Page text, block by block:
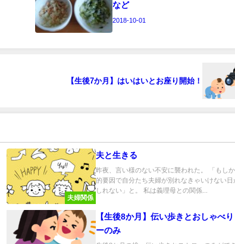
など
2018-10-01
【生後7か月】はいはいとお座り開始！
夫婦関係
夫と生きる
昨夜、言い様のない不安に襲われた。 「もし
的要因で自分たち夫婦が別れなきゃいけない日
しれない」と。 私は義理母との関係...
【生後8か月】伝い歩きとおしゃべ
ーのみ